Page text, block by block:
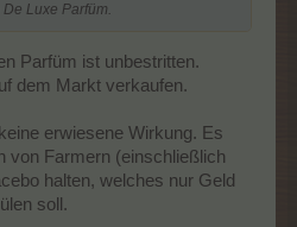
Luxe Parfüm.
Parfüm ist unbestritten.
dem Markt verkaufen.
erwiesene Wirkung. Es
von Farmern (einschließlich
halten, welches nur Geld
soll.